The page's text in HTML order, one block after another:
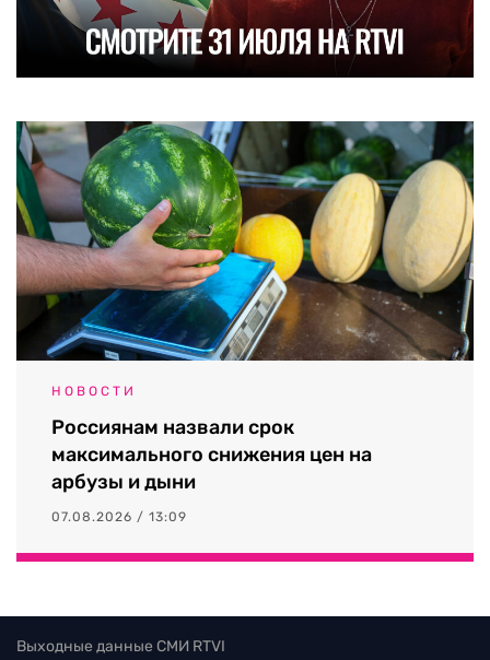
НОВОСТИ
Россиянам назвали срок
максимального снижения цен на
арбузы и дыни
07.08.2026 / 13:09
Выходные данные СМИ RTVI